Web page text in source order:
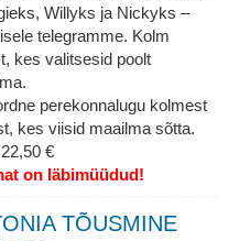
Willyks ja Nickyks –
telegramme. Kolm
kes valitsesid poolt
perekonnalugu kolmest
kes viisid maailma sõtta.
22,50 €
on läbimüüdud!
TÕUSMINE